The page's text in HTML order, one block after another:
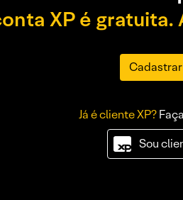
XP é gratuita.
Cadastrar
Já é cliente XP?
Sou